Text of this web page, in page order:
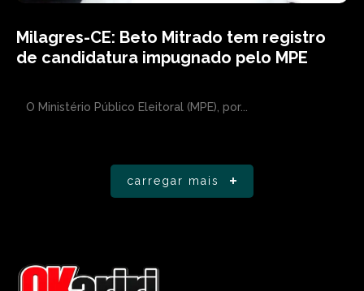
Milagres-CE: Beto Mitrado tem registro
de candidatura impugnado pelo MPE
O Ministério Público Eleitoral (MPE), por...
carregar mais